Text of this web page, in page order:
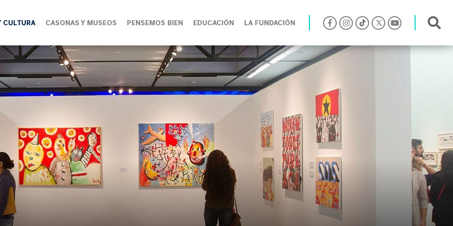
CULTURA CASONAS Y MUSEOS PENSEMOS BIEN EDUCACIÓN LA FUNDACIÓN